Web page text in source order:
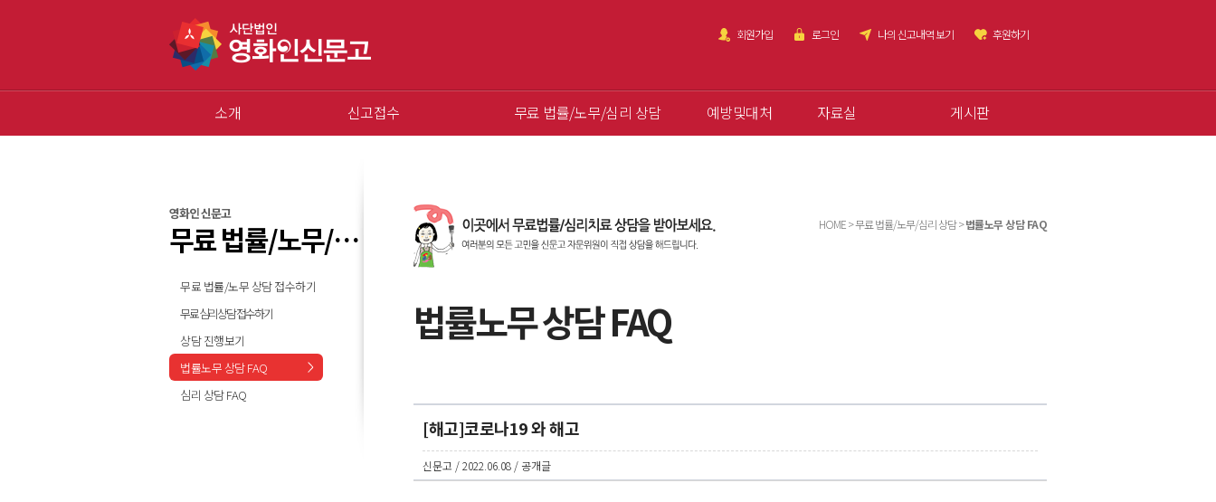
회원가입 로그인 나의 신고내역 보기 후원하기
소개 신고접수 무료 법률/노무/심리 상담 예방및대처 자료실 게시판
영화인 신문고
무료 법률/노무/심리 상담
무료 법률/노무 상담 접수하기
무료 심리상담 접수하기
상담 진행보기
법률노무 상담 FAQ
심리 상담 FAQ
HOME > 무료 법률/노무/심리 상담 >법률노무 상담 FAQ
법률노무 상담 FAQ
[해고]코로나19 와 해고
신문고 / 2022.06.08 / 공개글